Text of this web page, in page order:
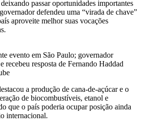
passar oportunidades importantes
defendeu uma “virada de chave”
aproveite melhor suas vocações
evento em São Paulo; governador
resposta de Fernando Haddad
a produção de cana-de-açúcar e o
de biocombustíveis, etanol e
que o país poderia ocupar posição ainda
internacional.